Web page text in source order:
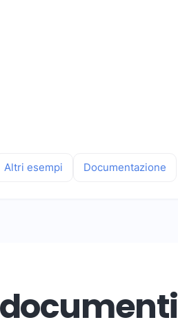
Altri esempi Documentazione